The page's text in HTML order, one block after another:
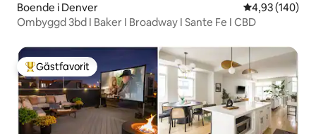
Boende i Denver 4,93 av 5 i
4,93 (140)
Ombyggd 3bd I Baker I Broadway I Sante Fe I CBD
Populär gästfavorit
Gästfavorit